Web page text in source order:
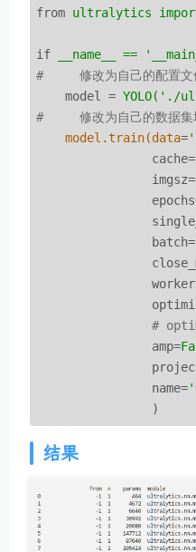
from ultralytics import
if
__name__ ==
#     修改为自己的配置文
model
= YOLO('./
#     修改为自己的数据集
model.train(data=
cache=
imgsz=
epochs
batch=
#
amp=
name=
)
结果